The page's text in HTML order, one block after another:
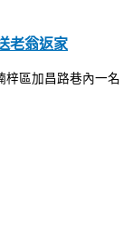
老翁返家
梓區加昌路巷內一名